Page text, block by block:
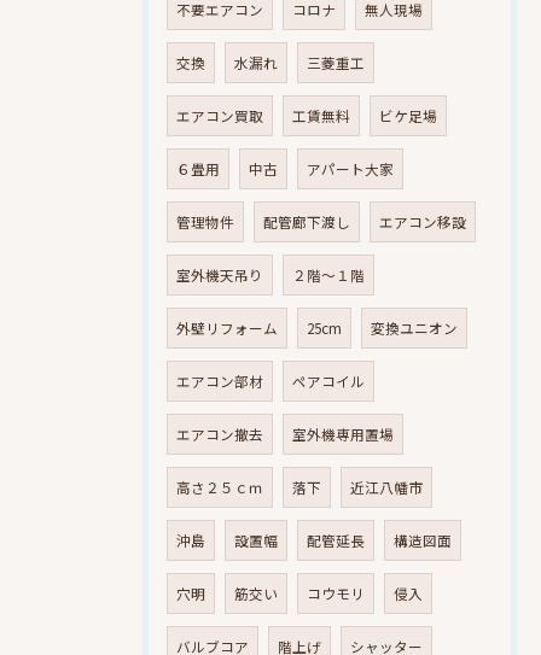
不要エアコン コロナ 無人現場
交換 水漏れ 三菱重工
エアコン買取 工賃無料 ビケ足場
６畳用 中古 アパート大家
管理物件 配管廊下渡し エアコン移設
室外機天吊り ２階～１階
外壁リフォーム 25cm 変換ユニオン
エアコン部材 ペアコイル
エアコン撤去 室外機専用置場
高さ２５ｃｍ 落下 近江八幡市
沖島 設置幅 配管延長 構造図面
穴明 筋交い コウモリ 侵入
バルブコア 階上げ シャッター